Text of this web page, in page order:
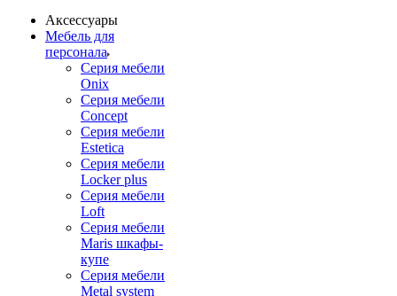
Аксессуары
Мебель для
персонала
Серия мебели
Onix
Серия мебели
Concept
Серия мебели
Estetica
Серия мебели
Locker plus
Серия мебели
Loft
Серия мебели
Maris шкафы-
купе
Серия мебели
Metal system